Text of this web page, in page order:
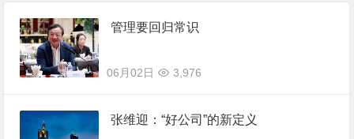
管理要回归常识
06月02日 3,976
张维迎：“好公司”的新定义